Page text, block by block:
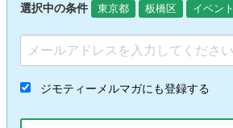
選択中の条件 東京都 板橋区 イベント
ジモティーメルマガにも登録する